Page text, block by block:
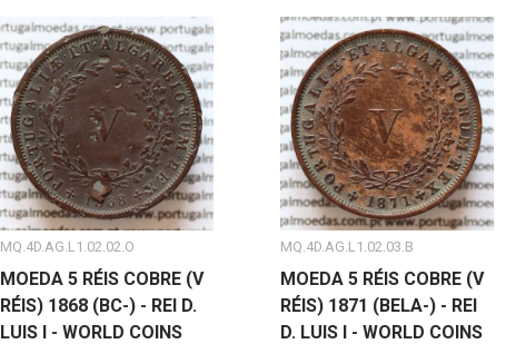
MQ.4D.AG.L1.02.02.O
MOEDA 5 RÉIS COBRE (V
RÉIS) 1868 (BC-) - REI D.
LUIS I - WORLD COINS
MQ.4D.AG.L1.02.03.B
MOEDA 5 RÉIS COBRE (V
RÉIS) 1871 (BELA-) - REI
D. LUIS I - WORLD COINS